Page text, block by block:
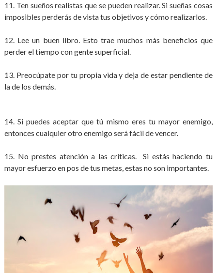
11. Ten sueños realistas que se pueden realizar. Si sueñas cosas
imposibles perderás de vista tus objetivos y cómo realizarlos.
12. Lee un buen libro. Esto trae muchos más beneficios que
perder el tiempo con gente superficial.
13. Preocúpate por tu propia vida y deja de estar pendiente de
la de los demás.
14. Si puedes aceptar que tú mismo eres tu mayor enemigo,
entonces cualquier otro enemigo será fácil de vencer.
15. No prestes atención a las críticas. Si estás haciendo tu
mayor esfuerzo en pos de tus metas, estas no son importantes.